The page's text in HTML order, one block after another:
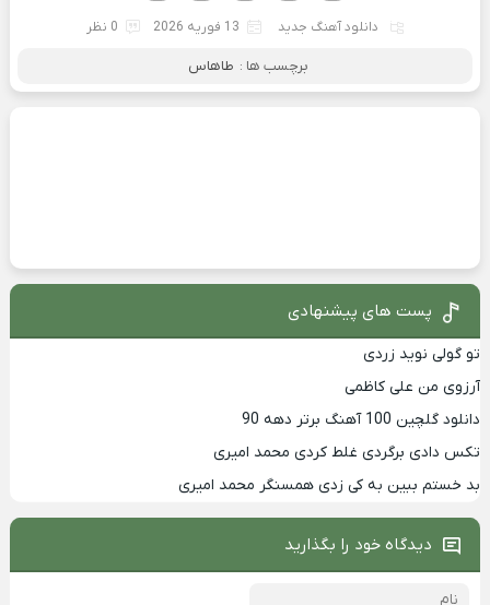
دانلود آهنگ جدید 13 فوریه 2026 0 نظر
برچسب ها : طاهاس
پست های پیشنهادی
تو گولی نوید زردی
آرزوی من علی کاظمی
دانلود گلچین 100 آهنگ برتر دهه 90
تکس دادی برگردی غلط کردی محمد امیری
بد خستم ببین به کی زدی همسنگر محمد امیری
دیدگاه خود را بگذارید